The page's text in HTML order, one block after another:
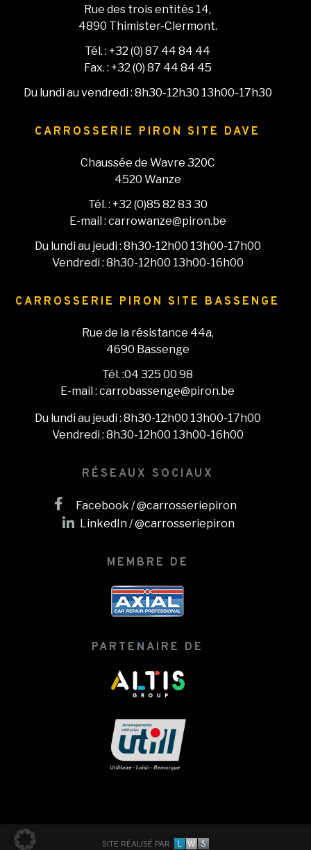
Rue des trois entités 14,
4890 Thimister-Clermont.
Tél. : +32 (0) 87 44 84 44
Fax. : +32 (0) 87 44 84 45
Du lundi au vendredi : 8h30-12h30 13h00-17h30
CARROSSERIE PIRON SITE DAVE
Chaussée de Wavre 320C
4520 Wanze
Tél. : +32 (0)85 82 83 30
E-mail : carrowanze@piron.be
Du lundi au jeudi : 8h30-12h00 13h00-17h00
Vendredi : 8h30-12h00 13h00-16h00
CARROSSERIE PIRON SITE BASSENGE
Rue de la résistance 44a,
4690 Bassenge
Tél. :04 325 00 98
E-mail : carrobassenge@piron.be
Du lundi au jeudi : 8h30-12h00 13h00-17h00
Vendredi : 8h30-12h00 13h00-16h00
RÉSEAUX SOCIAUX
Facebook / @carrosseriepiron
LinkedIn / @carrosseriepiron
MEMBRE DE
PARTENAIRE DE
SITE RÉALISÉ PAR